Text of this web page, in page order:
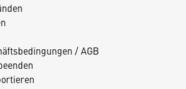
/ AGB